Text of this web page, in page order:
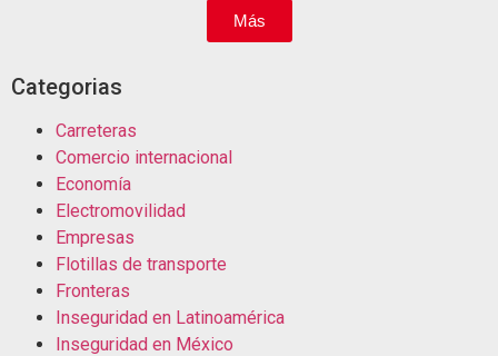
Más
Categorias
Carreteras
Comercio internacional
Economía
Electromovilidad
Empresas
Flotillas de transporte
Fronteras
Inseguridad en Latinoamérica
Inseguridad en México